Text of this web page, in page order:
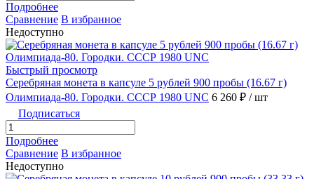
Подробнее
Сравнение В избранное
Недоступно
Быстрый просмотр
Серебряная монета в капсуле 5 рублей 900 пробы (16.67 г)
Олимпиада-80. Городки. СССР 1980 UNC 6 260 ₽ / шт
Подписаться
Подробнее
Сравнение В избранное
Недоступно